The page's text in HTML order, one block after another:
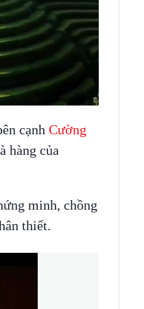
cạnh Cường
hàng của
minh, chồng
thiết.